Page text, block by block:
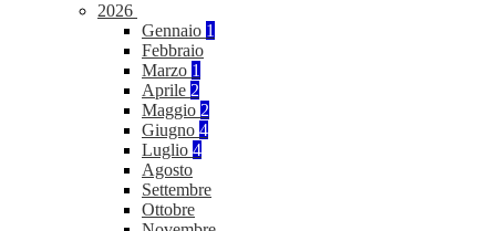
2026
Gennaio 1
Febbraio
Marzo 1
Aprile 2
Maggio 2
Giugno 4
Luglio 4
Agosto
Settembre
Ottobre